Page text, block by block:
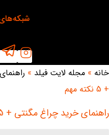
خانه » مجله لایت فیلد »
+ 5 نکته مهم
راهنمای خرید چراغ مگنتی + 5 نکته مهم